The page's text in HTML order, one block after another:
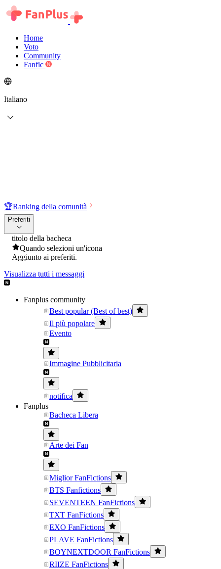
Home
Voto
Community
Fanfic
Italiano
🏆Ranking della comunità
Preferiti
titolo della bacheca
Quando selezioni un'icona
Aggiunto ai preferiti.
Visualizza tutti i messaggi
Fanplus community
Best popular (Best of best)
Il più popolare
Evento
Immagine Pubblicitaria
notifica
Fanplus
Bacheca Libera
Arte dei Fan
Miglior FanFictions
BTS Fanfictions
SEVENTEEN FanFictions
TXT FanFictions
EXO FanFictions
PLAVE FanFictions
BOYNEXTDOOR FanFictions
RIIZE FanFictions